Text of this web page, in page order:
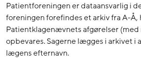
Patientforeningen er dataansvarlig i
foreningen forefindes et arkiv fra A-Å,
Patientklagenævnets afgørelser
opbevares. Sagerne lægges i arkivet i
lægens efternavn.